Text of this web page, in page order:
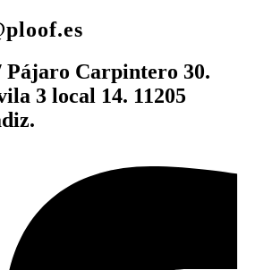
Pájaro Carpintero 30.
3 local 14. 11205